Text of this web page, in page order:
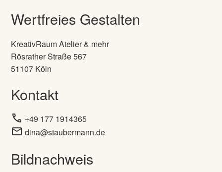
Wertfreies Gestalten
KreativRaum Atelier & mehr
Rösrather Straße 567
51107 Köln
Kontakt
call +49 177 1914365
mail dina@staubermann.de
Bildnachweis